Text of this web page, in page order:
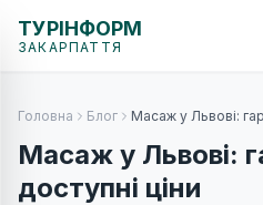
ТУРІНФОРМ
ЗАКАРПАТТЯ
Головна Блог Масаж у Львові:
Масаж у Львові:
доступні ціни